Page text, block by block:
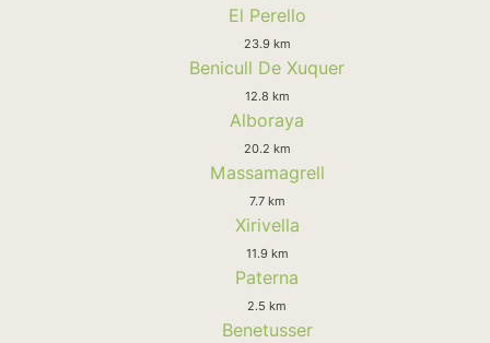
El Perello
23.9 km
Benicull De Xuquer
12.8 km
Alboraya
20.2 km
Massamagrell
7.7 km
Xirivella
11.9 km
Paterna
2.5 km
Benetusser